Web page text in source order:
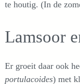
te houtig. (In de
Lamsoor
Er groeit daar ook
portulacoides) met